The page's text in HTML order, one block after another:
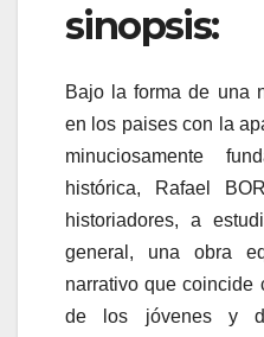
sinopsis:
Bajo la forma de una
en los paises con la
minuciosamente
histórica, Rafael
historiadores, a
general, una obra
narrativo que coincide
de los jóvenes y